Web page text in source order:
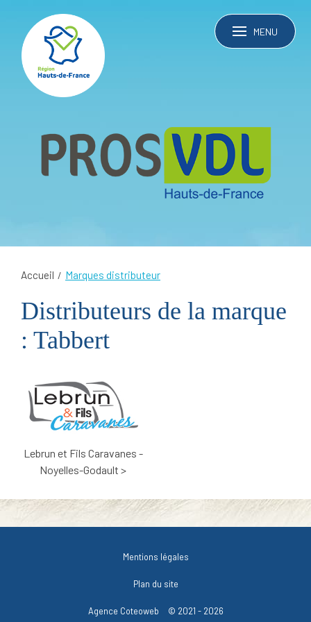
MENU
Accueil Marques distributeur
Distributeurs de la marque
: Tabbert
Lebrun et Fils Caravanes -
Noyelles-Godault >
Mentions légales
Plan du site
Agence Coteoweb © 2021 - 2026